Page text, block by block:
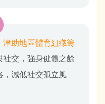
助地區體育組織籌
交，強身健體之餘
，減低社交孤立風